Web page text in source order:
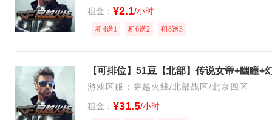
租金： ¥2.1/小时
租4送1 租6送2 租8送3
游戏区服：穿越火线/北部战区/北京四区
租金： ¥31.5/小时